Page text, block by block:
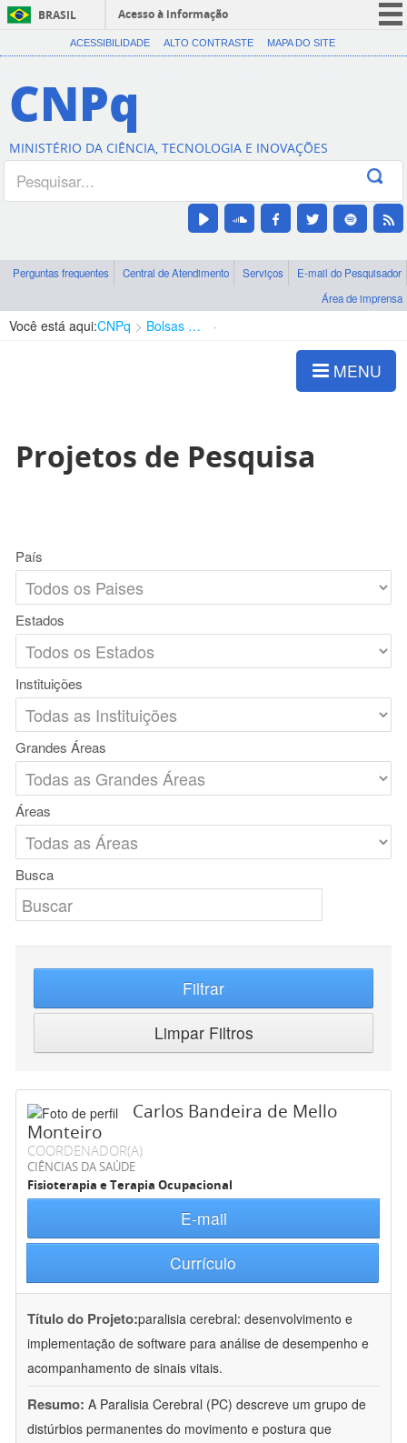
BRASIL
Acesso à informação
CORONAVÍRUS (COVID-19)
Canais
ACESSIBILIDADE ALTO CONTRASTE MAPA DO SITE
CNPq
MINISTÉRIO DA CIÊNCIA, TECNOLOGIA E INOVAÇÕES
Perguntas frequentes Central de Atendimento Serviços
E-mail do Pesquisador
Área de imprensa
Você está aqui:CNPq Bolsas e Auxílios Vigentes
MENU
Projetos de Pesquisa
País
Estados
Instituições
Grandes Áreas
Áreas
Busca
Filtrar
Limpar Filtros
Carlos Bandeira de Mello
Monteiro
COORDENADOR(A)
CIÊNCIAS DA SAÚDE
Fisioterapia e Terapia Ocupacional
E-mail
Currículo
Título do Projeto:paralisia cerebral: desenvolvimento e
implementação de software para análise de desempenho e
acompanhamento de sinais vitais.
Resumo: A Paralisia Cerebral (PC) descreve um grupo de
distúrbios permanentes do movimento e postura que